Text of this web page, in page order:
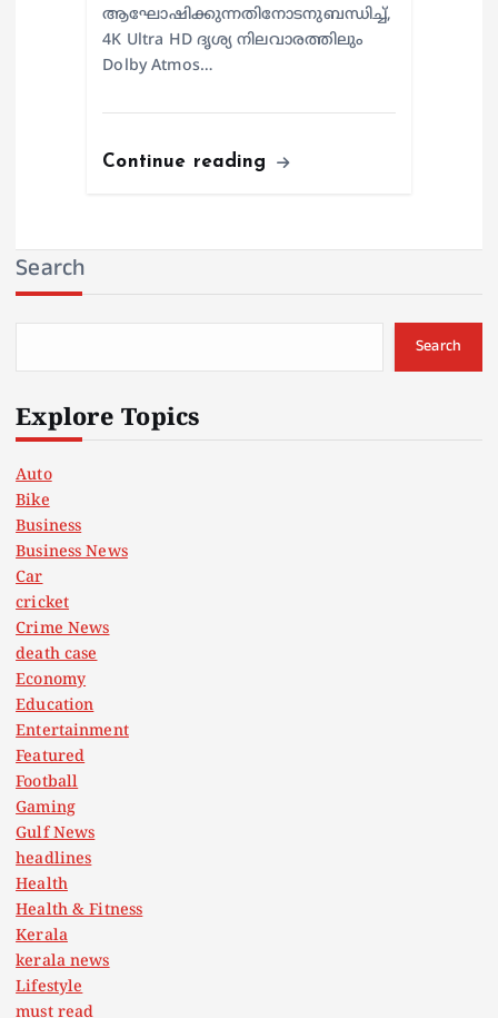
ആഘോഷിക്കുന്നതിനോടനുബന്ധിച്ച്,
4K Ultra HD ദൃശ്യ നിലവാരത്തിലും
Dolby Atmos…
Continue reading
Search
Search
Explore Topics
Auto
Bike
Business
Business News
Car
cricket
Crime News
death case
Economy
Education
Entertainment
Featured
Football
Gaming
Gulf News
headlines
Health
Health & Fitness
Kerala
kerala news
Lifestyle
must read